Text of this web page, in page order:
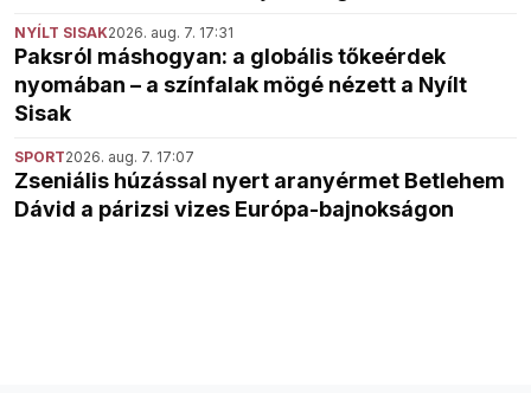
NYÍLT SISAK2026. aug. 7. 17:31
Paksról máshogyan: a globális tőkeérdek
nyomában – a színfalak mögé nézett a Nyílt
Sisak
SPORT2026. aug. 7. 17:07
Zseniális húzással nyert aranyérmet Betlehem
Dávid a párizsi vizes Európa-bajnokságon